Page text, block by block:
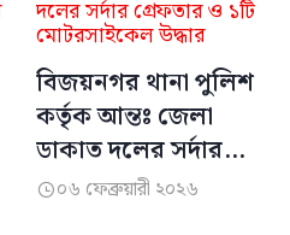
‎বিজয়নগর থানা পুলিশ
কর্তৃক আন্তঃ জেলা
ডাকাত দলের সর্দার
গ্রেফতার ও ১টি
০৬ ফেব্রুয়ারী ২০২৬